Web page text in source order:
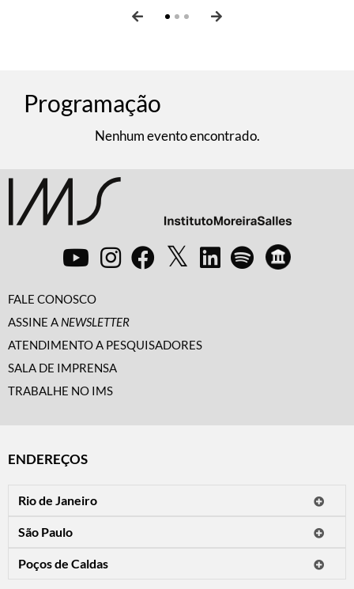
Programação
Nenhum evento encontrado.
FALE CONOSCO
ASSINE A NEWSLETTER
ATENDIMENTO A PESQUISADORES
SALA DE IMPRENSA
TRABALHE NO IMS
ENDEREÇOS
Rio de Janeiro
Horário de visitação: a programação do IMS no Rio de Janeiro será
apresentada em instituições culturais parceiras.
São Paulo
CEP 01310-300 - São Paulo/SP
Poços de Caldas